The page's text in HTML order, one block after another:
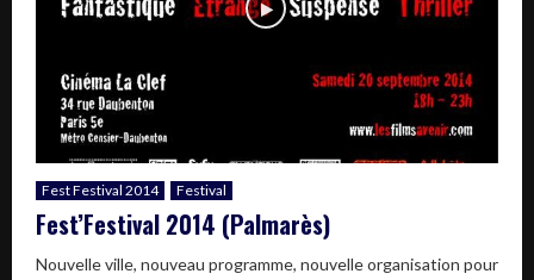
Fest Festival 2014 Festival
Fest’Festival 2014 (Palmarès)
Nouvelle ville, nouveau programme, nouvelle organisation pour